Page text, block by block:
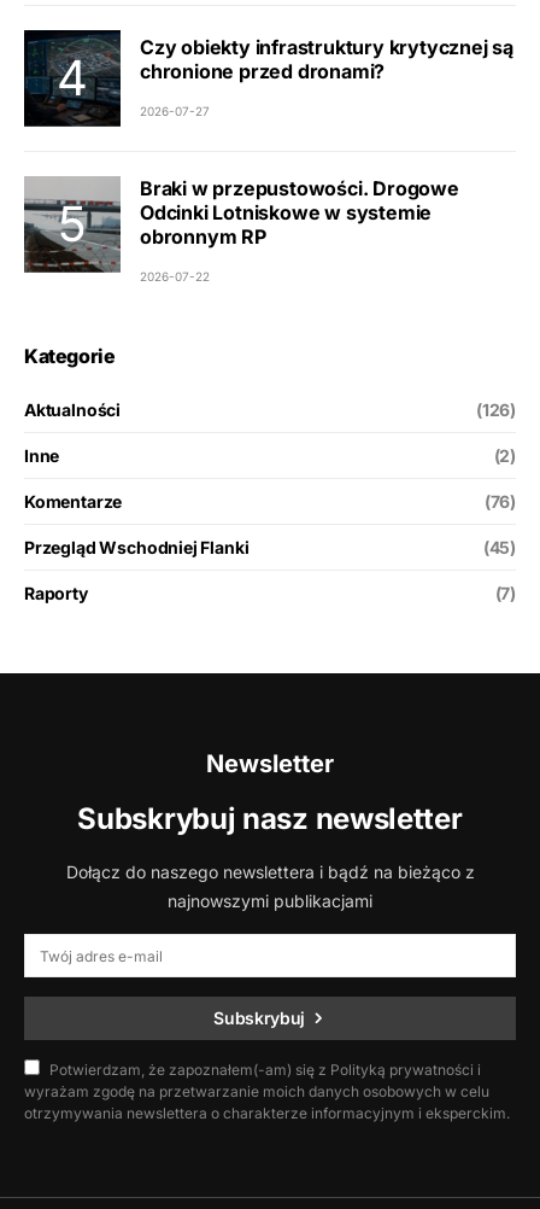
Czy obiekty infrastruktury krytycznej są
chronione przed dronami?
2026-07-27
Braki w przepustowości. Drogowe
Odcinki Lotniskowe w systemie
obronnym RP
2026-07-22
Kategorie
Aktualności (126)
Inne (2)
Komentarze (76)
Przegląd Wschodniej Flanki (45)
Raporty (7)
Newsletter
Subskrybuj nasz newsletter
Dołącz do naszego newslettera i bądź na bieżąco z
najnowszymi publikacjami
Subskrybuj
Potwierdzam, że zapoznałem(-am) się z Polityką prywatności i
wyrażam zgodę na przetwarzanie moich danych osobowych w celu
otrzymywania newslettera o charakterze informacyjnym i eksperckim.